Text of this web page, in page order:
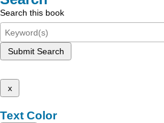
Search this book
Submit Search
x
Text Color